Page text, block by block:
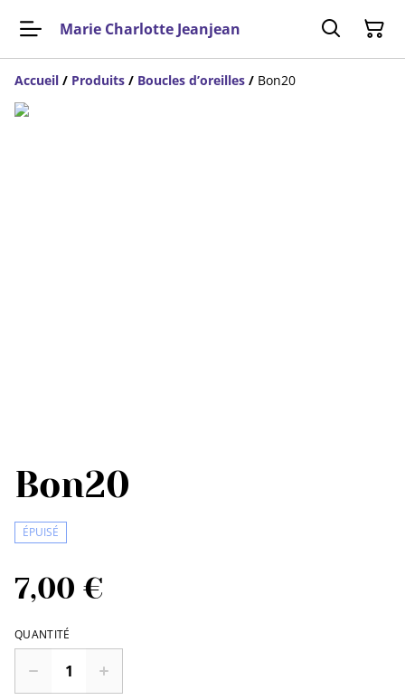
Marie Charlotte Jeanjean
Accueil / Produits / Boucles d’oreilles / Bon20
Bon20
ÉPUISÉ
7,00 €
QUANTITÉ